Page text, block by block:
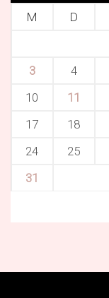
M D
3
4
10
11
17
18
24
25
31